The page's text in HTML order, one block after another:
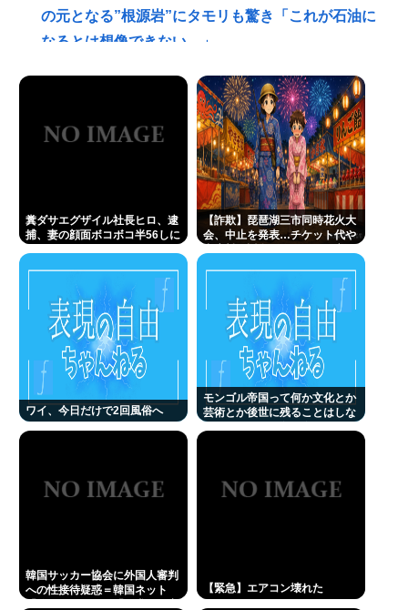
の元となる”根源岩”にタモリも驚き「これが石油に
なるとは想像できない…」
東海の大自然に逝きたい男の子www
7人組アイドルグループ、デビューから3カ月で解散
を発表「所属事務所の事業継続が困難」
山口達也さん、家賃3万4千円のアパートに暮らす
「そば（うどん）+いなり寿司」ってセットをあまり
食わなくなった理由。
ラーメン二郎「もう食わない？ さっきは食べれるっ
て言ったじゃねーか！」（ヽ´ん`）「」 反論できる？
昔のおまいら「マクドはクソ！モスバーガー最高
や！」👈この風潮はもう無くなった？
独身おっさんワイ、底辺職の親戚が説教してくるの
で身を隠す
はてな、11億円流出の調査報告書を公開。 偽警察、
糞ダサエグザイル社長ヒロ、逮
捕、妻の顔面ボコボコ半56しに
【詐欺】琵琶湖三市同時花火大
会、中止を発表…チケット代や
ワイ、今日だけで2回風俗へ
モンゴル帝国って何か文化とか
芸術とか後世に残ることはしな
韓国サッカー協会に外国人審判
への性接待疑惑＝韓国ネット
【緊急】エアコン壊れた